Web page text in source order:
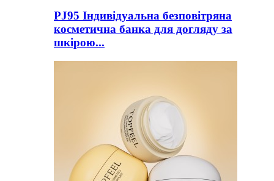
PJ95 Індивідуальна безповітряна
косметична банка для догляду за
шкірою...